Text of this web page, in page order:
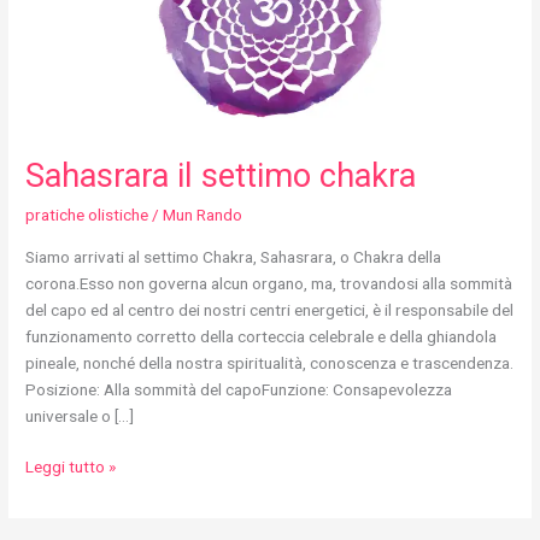
Sahasrara il settimo chakra
pratiche olistiche/Mun Rando
Siamo arrivati al settimo Chakra, Sahasrara, o Chakra della
corona.Esso non governa alcun organo, ma, trovandosi alla sommità
del capo ed al centro dei nostri centri energetici, è il responsabile del
funzionamento corretto della corteccia celebrale e della ghiandola
pineale, nonché della nostra spiritualità, conoscenza e trascendenza.
Posizione: Alla sommità del capoFunzione: Consapevolezza
universale o […]
Leggi tutto »